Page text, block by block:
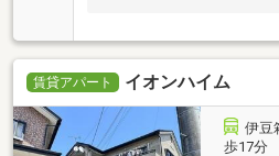
賃貸アパート イオンハイム
伊豆
歩17分